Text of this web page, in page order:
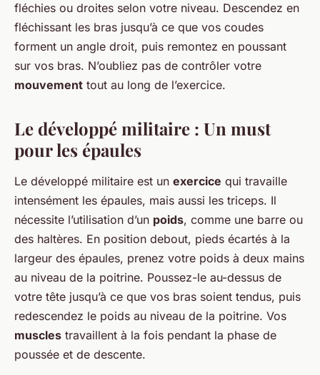
fléchies ou droites selon votre niveau. Descendez en
fléchissant les bras jusqu’à ce que vos coudes
forment un angle droit, puis remontez en poussant
sur vos bras. N’oubliez pas de contrôler votre
mouvement tout au long de l’exercice.
Le développé militaire : Un must
pour les épaules
Le développé militaire est un exercice qui travaille
intensément les épaules, mais aussi les triceps. Il
nécessite l’utilisation d’un poids, comme une barre ou
des haltères. En position debout, pieds écartés à la
largeur des épaules, prenez votre poids à deux mains
au niveau de la poitrine. Poussez-le au-dessus de
votre tête jusqu’à ce que vos bras soient tendus, puis
redescendez le poids au niveau de la poitrine. Vos
muscles travaillent à la fois pendant la phase de
poussée et de descente.